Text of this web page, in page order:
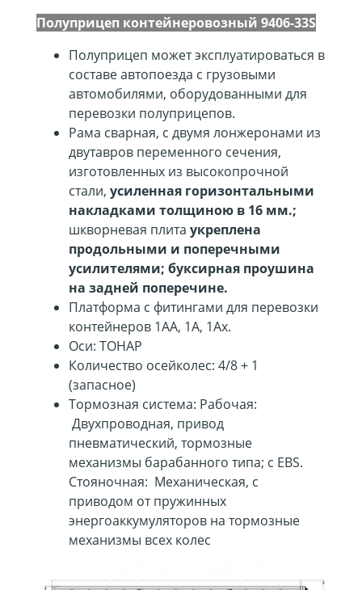
Полуприцеп контейнеровозный 9406-33S
Полуприцеп может эксплуатироваться в
составе автопоезда с грузовыми
автомобилями, оборудованными для
перевозки полуприцепов.
Рама сварная, с двумя лонжеронами из
двутавров переменного сечения,
изготовленных из высокопрочной
стали, усиленная горизонтальными
накладками толщиною в 16 мм.;
шкворневая плита укреплена
продольными и поперечными
усилителями; буксирная проушина
на задней поперечине.
Платформа с фитингами для перевозки
контейнеров 1АА, 1А, 1Ах.
Оси: ТОНАР
Количество осейколес: 4/8 + 1
(запасное)
Тормозная система: Рабочая:
Двухпроводная, привод
пневматический, тормозные
механизмы барабанного типа; с EBS.
Стояночная: Механическая, с
приводом от пружинных
энергоаккумуляторов на тормозные
механизмы всех колес